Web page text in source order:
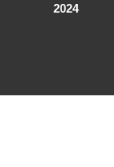
2024